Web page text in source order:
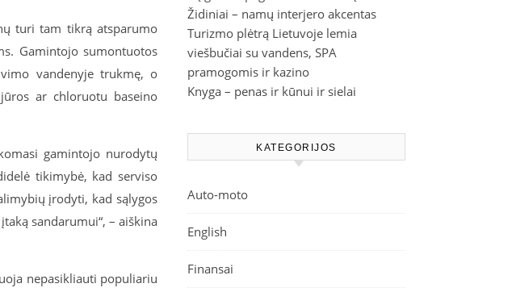
turi tam tikrą atsparumo
Gamintojo sumontuotos
vandenyje trukmę, o
ar chloruotu baseino
gamintojo nurodytų
tikimybė, kad serviso
įrodyti, kad sąlygos
sandarumui“, – aiškina
nepasikliauti populiariu
Židiniai – namų interjero akcentas
Turizmo plėtrą Lietuvoje lemia
viešbučiai su vandens, SPA
pramogomis ir kazino
Knyga – penas ir kūnui ir sielai
KATEGORIJOS
Auto-moto
English
Finansai